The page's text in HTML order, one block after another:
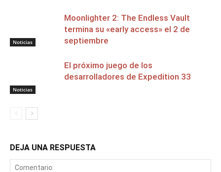
Noticias
Moonlighter 2: The Endless Vault
termina su «early access» el 2 de
septiembre
Noticias
El próximo juego de los
desarrolladores de Expedition 33
DEJA UNA RESPUESTA